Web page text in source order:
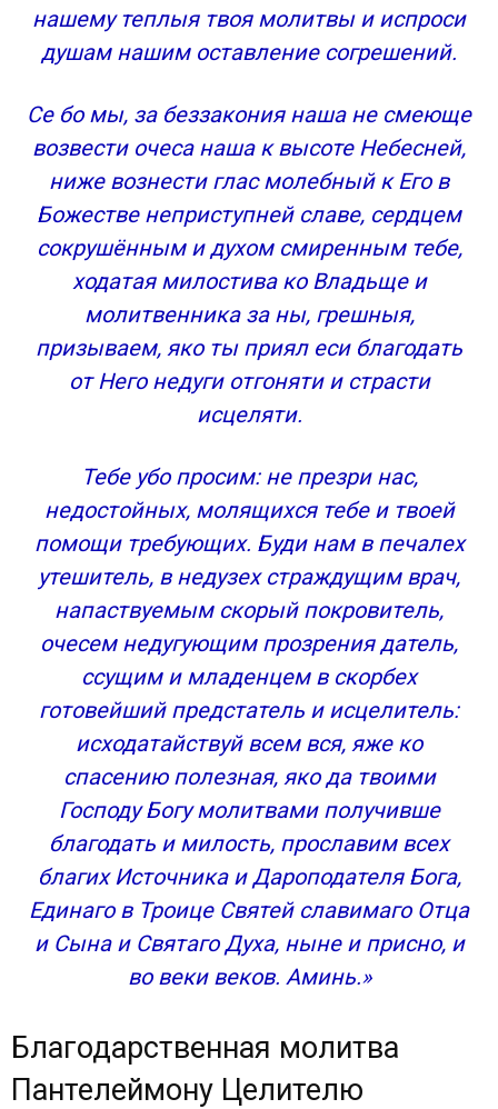
нашему теплыя твоя молитвы и испроси
душам нашим оставление согрешений.
Се бо мы, за беззакония наша не смеюще
возвести очеса наша к высоте Небесней,
ниже вознести глас молебный к Его в
Божестве неприступней славе, сердцем
сокрушённым и духом смиренным тебе,
ходатая милостива ко Владьще и
молитвенника за ны, грешныя,
призываем, яко ты приял еси благодать
от Него недуги отгоняти и страсти
исцеляти.
Тебе убо просим: не презри нас,
недостойных, молящихся тебе и твоей
помощи требующих. Буди нам в печалех
утешитель, в недузех страждущим врач,
напаствуемым скорый покровитель,
очесем недугующим прозрения датель,
ссущим и младенцем в скорбех
готовейший предстатель и исцелитель:
исходатайствуй всем вся, яже ко
спасению полезная, яко да твоими
Господу Богу молитвами получивше
благодать и милость, прославим всех
благих Источника и Дароподателя Бога,
Единаго в Троице Святей славимаго Отца
и Сына и Святаго Духа, ныне и присно, и
во веки веков. Аминь.»
Благодарственная молитва
Пантелеймону Целителю